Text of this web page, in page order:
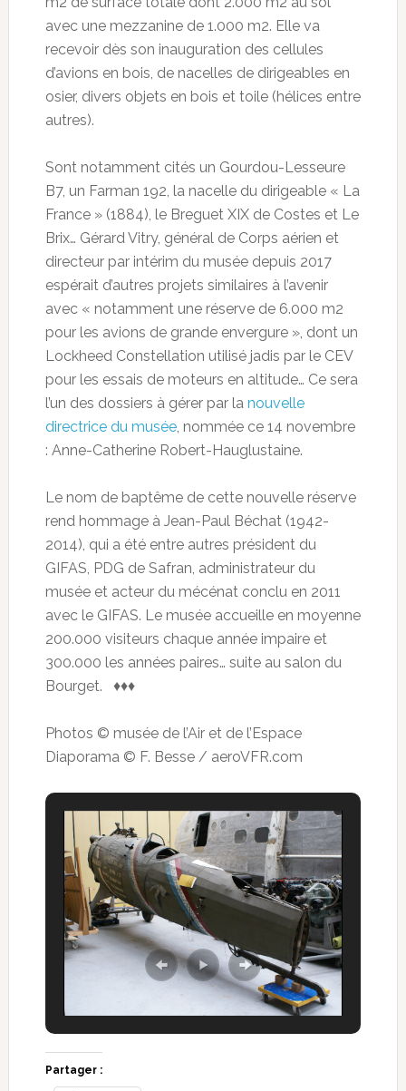
avec une mezzanine de 1.000 m2. Elle va
recevoir dès son inauguration des cellules
d’avions en bois, de nacelles de dirigeables en
osier, divers objets en bois et toile (hélices entre
autres).
Sont notamment cités un Gourdou-Lesseure
B7, un Farman 192, la nacelle du dirigeable « La
France » (1884), le Breguet XIX de Costes et Le
Brix… Gérard Vitry, général de Corps aérien et
directeur par intérim du musée depuis 2017
espérait d’autres projets similaires à l’avenir
avec « notamment une réserve de 6.000 m2
pour les avions de grande envergure », dont un
Lockheed Constellation utilisé jadis par le CEV
pour les essais de moteurs en altitude… Ce sera
l’un des dossiers à gérer par la nouvelle
directrice du musée, nommée ce 14 novembre
: Anne-Catherine Robert-Hauglustaine.
Le nom de baptême de cette nouvelle réserve
rend hommage à Jean-Paul Béchat (1942-
2014), qui a été entre autres président du
GIFAS, PDG de Safran, administrateur du
musée et acteur du mécénat conclu en 2011
avec le GIFAS. Le musée accueille en moyenne
200.000 visiteurs chaque année impaire et
300.000 les années paires… suite au salon du
Bourget. ♦♦♦
Photos © musée de l’Air et de l’Espace
Diaporama © F. Besse / aeroVFR.com
Partager :